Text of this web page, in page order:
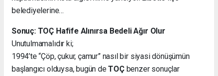
belediyelerine…
Sonuç: TOÇ Hafife Alınırsa Bedeli Ağır Olur
Unutulmamalıdır ki;
1994’te “Çöp, çukur, çamur” nasıl bir siyasi dönüşümün
başlangıcı olduysa, bugün deTOÇbenzer sonuçlar